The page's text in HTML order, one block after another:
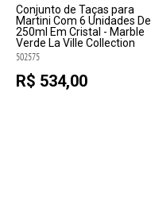
Conjunto de Taças para
Martini Com 6 Unidades De
250ml Em Cristal - Marble
Verde La Ville Collection
502575
R$ 534,00